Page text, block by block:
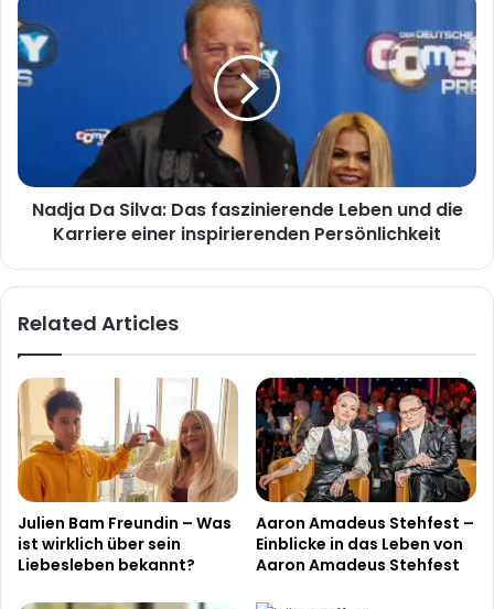
Da
Silva:
Das
faszinierende
Karriere
einer
inspirierenden
Nadja Da Silva: Das faszinierende Leben und die
Karriere einer inspirierenden Persönlichkeit
Related Articles
Julien Bam Freundin – Was
ist wirklich über sein
Liebesleben bekannt?
Aaron Amadeus Stehfest –
Einblicke in das Leben von
Aaron Amadeus Stehfest